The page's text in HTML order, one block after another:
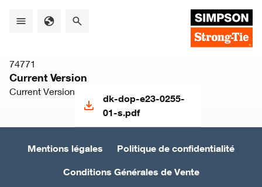
74771
Current Version
Current Version
dk-dop-e23-0255-
01-s.pdf
Mentions légales Politique de confidentialité
Conditions Générales de Vente